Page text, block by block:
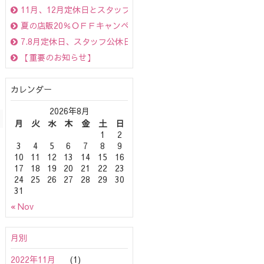
11月、12月定休日とスタッフ別公休日のお知らせ
夏の店販20％ＯＦＦキャンペーン☆（ＯｇｇｉＯｔｔｏは10％
7.8月定休日、スタッフ公休日のお知らせ☆
【重要のお知らせ】
カレンダー
2026年8月
月
火 水 木 金 土 日
« Nov
1
2
3
4 5 6 7 8
9
10
11 12 13 14 15
16
17
18 19 20 21 22
23
24
25 26 27 28 29
30
31
月別
2022年11月
(1)